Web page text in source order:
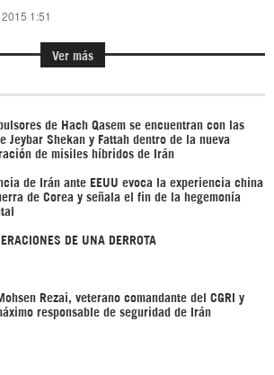
1:51
Ver más
de Hach Qasem se encuentran con las
Jeybar Shekan y Fattah dentro de la nueva
de misiles híbridos de Irán
de Irán ante EEUU evoca la experiencia china
de Corea y señala el fin de la hegemonía
DE UNA DERROTA
Rezai, veterano comandante del CGRI y
responsable de seguridad de Irán